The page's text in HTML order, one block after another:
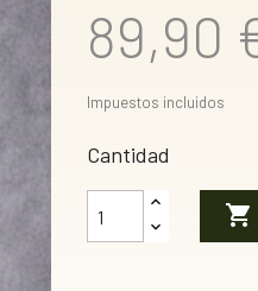
89,90
Impuestos incluidos
Cantidad
